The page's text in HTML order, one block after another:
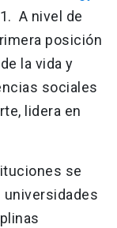
A nivel de
posición
la vida y
sociales
lidera en
se